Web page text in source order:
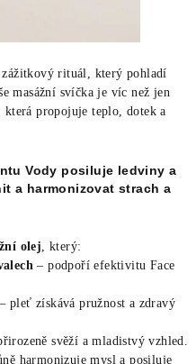
zážitkový rituál, který pohladí
masážní svíčka je víc než jen
která propojuje teplo, dotek a
Vody posiluje ledviny a
a harmonizovat strach a
olej, který:
– podpoří efektivitu Face
– pleť získává pružnost a zdravý
svěží a mladistvý vzhled.
harmonizuje mysl a posiluje